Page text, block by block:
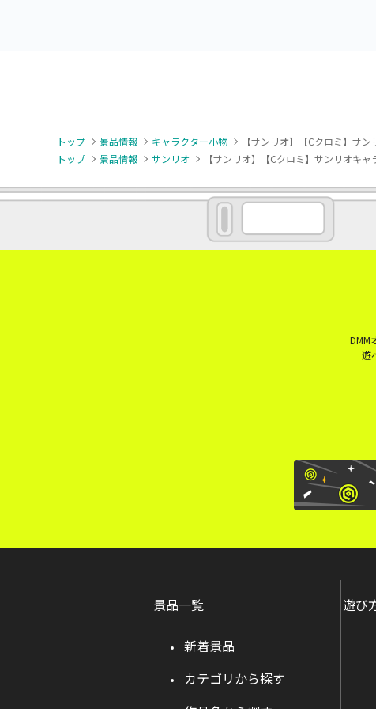
トップ 景品情報 キャラクター小物
【サンリオ】【Cクロミ】サ
トップ
景品情報 サンリオ 【サンリオ】【Cクロミ】サンリオキ
DMM
遊
景品一覧
新着景品
カテゴリから探す
遊び